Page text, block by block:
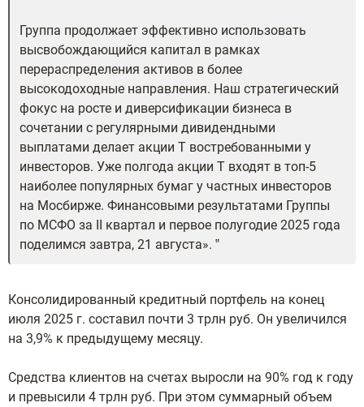
Группа продолжает эффективно использовать
высвобождающийся капитал в рамках
перераспределения активов в более
высокодоходные направления. Наш стратегический
фокус на росте и диверсификации бизнеса в
сочетании с регулярными дивидендными
выплатами делает акции Т востребованными у
инвесторов. Уже полгода акции Т входят в топ-5
наиболее популярных бумаг у частных инвесторов
на Мосбирже. Финансовыми результатами Группы
по МСФО за II квартал и первое полугодие 2025 года
поделимся завтра, 21 августа».
Консолидированный кредитный портфель на конец
июля 2025 г. составил почти 3 трлн руб. Он увеличился
на 3,9% к предыдущему месяцу.
Средства клиентов на счетах выросли на 90% год к году
и превысили 4 трлн руб. При этом суммарный объем